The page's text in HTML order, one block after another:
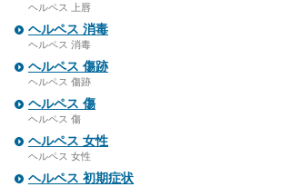
ヘルペス 上唇
ヘルペス 消毒
ヘルペス 消毒
ヘルペス 傷跡
ヘルペス 傷跡
ヘルペス 傷
ヘルペス 傷
ヘルペス 女性
ヘルペス 女性
ヘルペス 初期症状